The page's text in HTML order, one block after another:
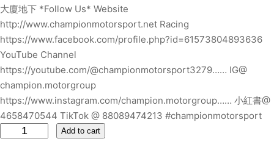
大廈地下 *Follow Us* Website
http://www.championmotorsport.net Racing
https://www.facebook.com/profile.php?id=61573804893636
YouTube Channel
https://youtube.com/@championmotorsport3279…… IG@
champion.motorgroup
https://www.instagram.com/champion.motorgroup…… 小紅書@
4658470544 TikTok @ 88089474213 #championmotorsport
Add to cart